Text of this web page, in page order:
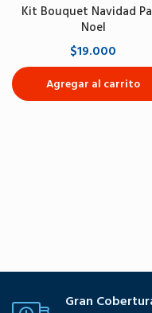
Kit Bouquet Navidad
Noel
$19.000
Agregar al carrito
Gran